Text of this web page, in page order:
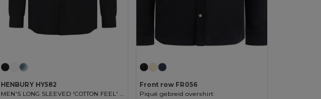
HENBURY HY582
MEN'S LONG SLEEVED 'COTTON FEEL' COOLPLUS® SHIRT
Front row FR056
Piqué gebreid overshirt